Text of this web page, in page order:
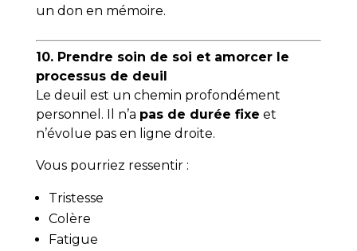
un don en mémoire.
10. Prendre soin de soi et amorcer le
processus de deuil
Le deuil est un chemin profondément
personnel. Il n’a pas de durée fixe et
n’évolue pas en ligne droite.
Vous pourriez ressentir :
Tristesse
Colère
Fatigue